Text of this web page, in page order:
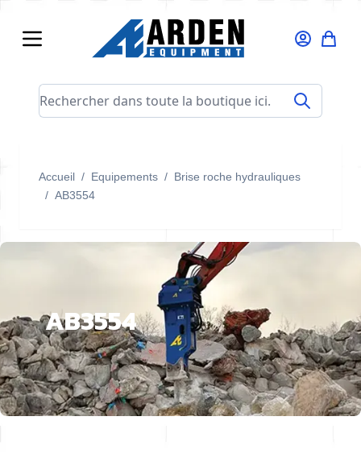
Rechercher dans toute la boutique ici...
Accueil / Equipements / Brise roche hydrauliques
/ AB3554
AB3554